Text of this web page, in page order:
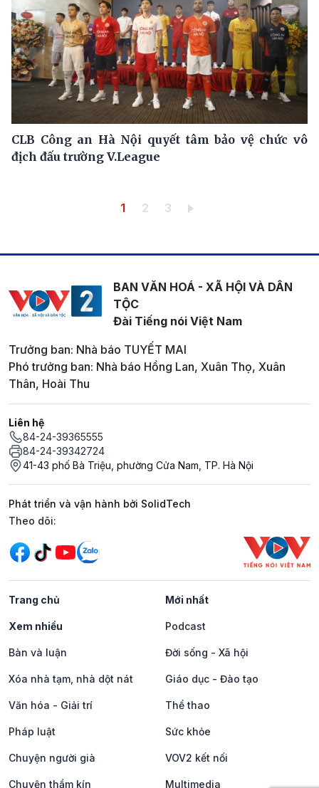
CLB Công an Hà Nội quyết tâm bảo vệ chức vô
địch đấu trường V.League
Trang hiện thời
1 Trang
2 Trang
3
BAN VĂN HOÁ - XÃ HỘI VÀ DÂN
TỘC
Đài Tiếng nói Việt Nam
Trưởng ban: Nhà báo TUYẾT MAI
Phó trưởng ban: Nhà báo Hồng Lan, Xuân Thọ, Xuân
Thân, Hoài Thu
Liên hệ
84-24-39365555
84-24-39342724
41-43 phố Bà Triệu, phường Cửa Nam, TP. Hà Nội
Phát triển và vận hành bởi SolidTech
Mạng xã hội
Theo dõi:
Trang chủ Mới nhất
Xem nhiều Podcast
Bàn và luận Đời sống - Xã hội
Xóa nhà tạm, nhà dột nát Giáo dục - Đào tạo
Văn hóa - Giải trí Thể thao
Pháp luật Sức khỏe
Chuyện người già VOV2 kết nối
Chuyện thầm kín Multimedia